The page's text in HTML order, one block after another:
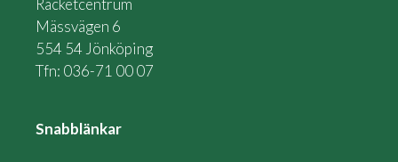
Mässvägen 6
554 54 Jönköping
Tfn: 036-71 00 07
Snabblänkar